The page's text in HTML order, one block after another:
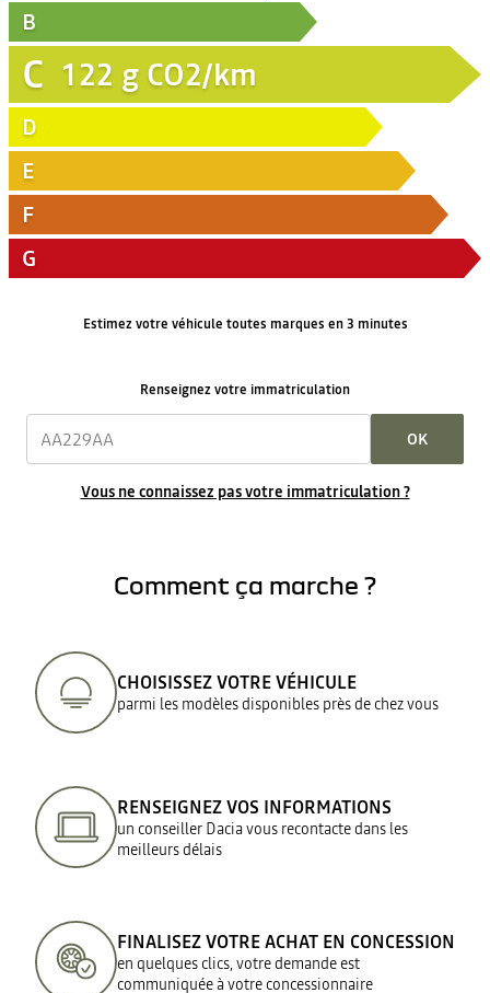
B
C 122 g CO2/km
D
E
F
G
Estimez votre véhicule toutes marques en 3 minutes
Renseignez votre immatriculation
OK
Vous ne connaissez pas votre immatriculation ?
Comment ça marche ?
CHOISISSEZ VOTRE VÉHICULE
parmi les modèles disponibles près de chez vous
RENSEIGNEZ VOS INFORMATIONS
un conseiller Dacia vous recontacte dans les
meilleurs délais
FINALISEZ VOTRE ACHAT EN CONCESSION
en quelques clics, votre demande est
communiquée à votre concessionnaire